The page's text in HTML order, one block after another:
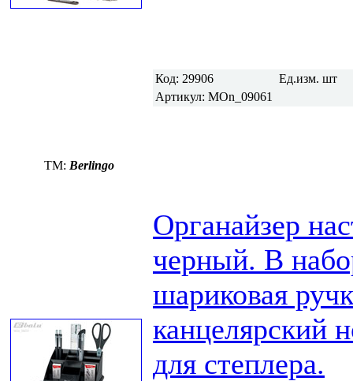
Код: 29906 Ед.изм. шт
Артикул: MOn_09061
TM: Berlingo
Органайзер
черный. В
шариковая
канцелярский
для степлера.